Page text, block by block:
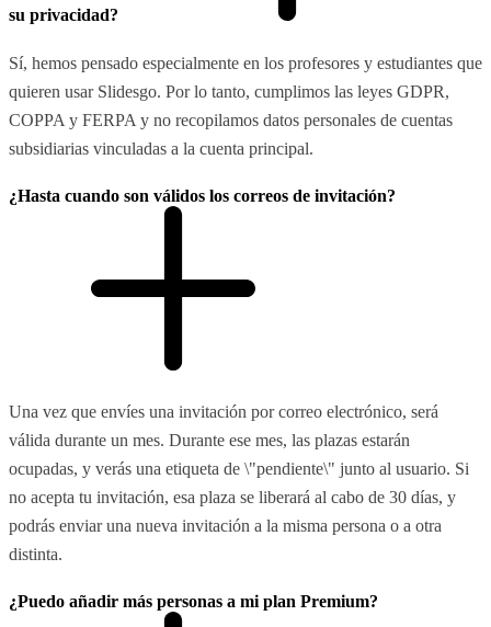
su privacidad?
Sí, hemos pensado especialmente en los profesores y estudiantes que
quieren usar Slidesgo. Por lo tanto, cumplimos las leyes GDPR,
COPPA y FERPA y no recopilamos datos personales de cuentas
subsidiarias vinculadas a la cuenta principal.
¿Hasta cuando son válidos los correos de invitación?
Una vez que envíes una invitación por correo electrónico, será
válida durante un mes. Durante ese mes, las plazas estarán
ocupadas, y verás una etiqueta de \"pendiente\" junto al usuario. Si
no acepta tu invitación, esa plaza se liberará al cabo de 30 días, y
podrás enviar una nueva invitación a la misma persona o a otra
distinta.
¿Puedo añadir más personas a mi plan Premium?